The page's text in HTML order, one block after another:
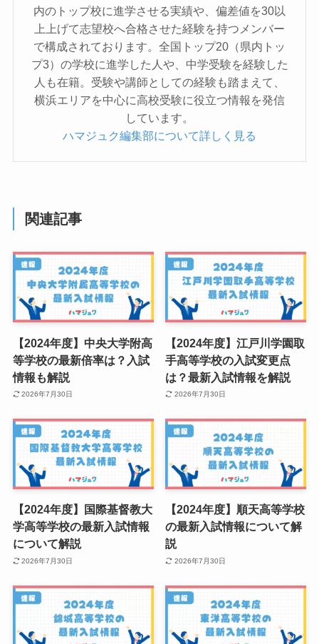
内のトップ校に進学させる実績や、偏差値を30以
上上げて志望校へ合格させた経験を持つメンバー
で構成されております。全国トップ20（県内トッ
プ3）の学校に進学した人や、中学受験を経験した
人も在籍。受験や講師としての経験も踏まえて、
横浜エリアを中心に高校受験に役立つ情報を発信
しています。
ハマジュク編集部について詳しく見る
関連記事
【2024年度】中央大学附高
等学校の最新倍率は？入試
情報も解説
2026年7月30日
【2024年度】江戸川学園取
手高等学校の入試変更点
は？最新入試情報を解説
2026年7月30日
【2024年度】国際基督教大
学高等学校の最新入試情報
について解説
2026年7月30日
【2024年度】順天高等学校
の最新入試情報について解
説
2026年7月30日